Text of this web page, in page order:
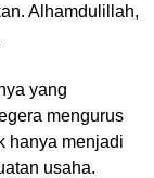
Alhamdulillah,
yang
mengurus
hanya menjadi
usaha.